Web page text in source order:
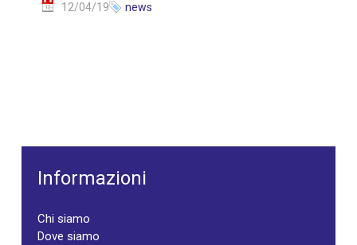
12/04/19 news
Informazioni
Chi siamo
Dove siamo